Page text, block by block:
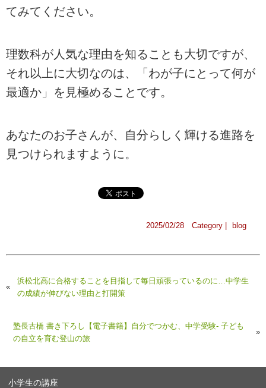
てみてください。
理数科が人気な理由を知ることも大切ですが、
それ以上に大切なのは、「わが子にとって何が
最適か」を見極めることです。
あなたのお子さんが、自分らしく輝ける進路を
見つけられますように。
2025/02/28 Category | blog
«
浜松北高に合格することを目指して毎日頑張っているのに…中学生
の成績が伸びない理由と打開策
塾長古橋 書き下ろし【電子書籍】自分でつかむ、中学受験- 子ども
の自立を育む登山の旅
»
小学生の講座